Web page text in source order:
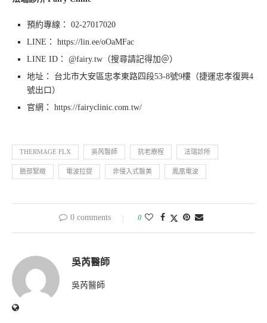
預約專線： 02-27017020
LINE： https://lin.ee/oOaMFac
LINE ID： @fairy.tw（搜尋請記得加＠）
地址： 台北市大安區忠孝東路四段53-8號9樓（捷運忠孝復興4
號出口）
官網： https://fairyclinic.com.tw/
THERMAGE FLX 吳芮醫師 抗老療程 法瑞診所
臉部緊緻 電波拉提 非侵入式醫美 鳳凰電波
0 comments 0
吳芮醫師
吳芮醫師